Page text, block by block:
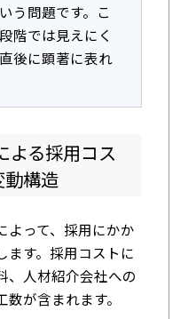
う問題です。こ
階では見えにく
後に顕著に表れ
よる採用コス
動構造
よって、採用にかか
ます。採用コストに
、人材紹介会社への
が含まれます。